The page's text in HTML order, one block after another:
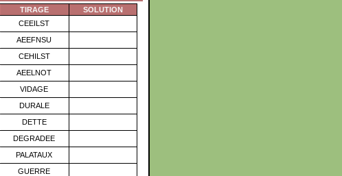
TIRAGE
SOLUTION
CEEILST
AEEFNSU
CEHILST
AEELNOT
VIDAGE
DURALE
DETTE
DEGRADEE
PALATAUX
GUERRE